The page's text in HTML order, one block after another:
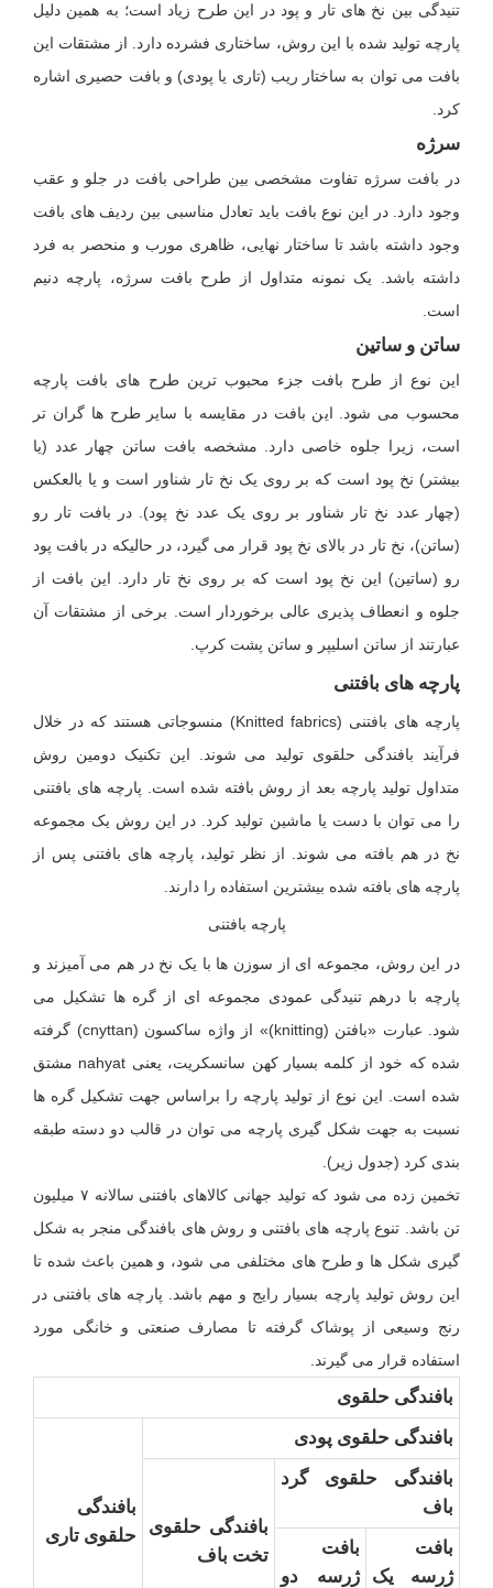
تنیدگی بین نخ های تار و پود در این طرح زیاد است؛ به همین دلیل
پارچه تولید شده با این روش، ساختاری فشرده دارد. از مشتقات این
بافت می توان به ساختار ریب (تاری یا پودی) و بافت حصیری اشاره
کرد.
سرژه
در بافت سرژه تفاوت مشخصی بین طراحی بافت در جلو و عقب
وجود دارد. در این نوع بافت باید تعادل مناسبی بین ردیف های بافت
وجود داشته باشد تا ساختار نهایی، ظاهری مورب و منحصر به فرد
داشته باشد. یک نمونه متداول از طرح بافت سرژه، پارچه دنیم
است.
ساتن و ساتین
این نوع از طرح بافت جزء محبوب ترین طرح های بافت پارچه
محسوب می شود. این بافت در مقایسه با سایر طرح ها گران تر
است، زیرا جلوه خاصی دارد. مشخصه بافت ساتن چهار عدد (یا
بیشتر) نخ پود است که بر روی یک نخ تار شناور است و یا بالعکس
(چهار عدد نخ تار شناور بر روی یک عدد نخ پود). در بافت تار رو
(ساتن)، نخ تار در بالای نخ پود قرار می گیرد، در حالیکه در بافت پود
رو (ساتین) این نخ پود است که بر روی نخ تار دارد. این بافت از
جلوه و انعطاف پذیری عالی برخوردار است. برخی از مشتقات آن
عبارتند از ساتن اسلیپر و ساتن پشت کرپ.
پارچه های بافتنی
پارچه های بافتنی (Knitted fabrics) منسوجاتی هستند که در خلال
فرآیند بافندگی حلقوی تولید می شوند. این تکنیک دومین روش
متداول تولید پارچه بعد از روش بافته شده است. پارچه های بافتنی
را می توان با دست یا ماشین تولید کرد. در این روش یک مجموعه
نخ در هم بافته می شوند. از نظر تولید، پارچه های بافتنی پس از
پارچه های بافته شده بیشترین استفاده را دارند.
پارچه بافتنی
در این روش، مجموعه ای از سوزن ها با یک نخ در هم می آمیزند و
پارچه با درهم تنیدگی عمودی مجموعه ای از گره ها تشکیل می
شود. عبارت «بافتن (knitting)» از واژه ساکسون (cnyttan) گرفته
شده که خود از کلمه بسیار کهن سانسکریت، یعنی nahyat مشتق
شده است. این نوع از تولید پارچه را براساس جهت تشکیل گره ها
نسبت به جهت شکل گیری پارچه می توان در قالب دو دسته طبقه
بندی کرد (جدول زیر).
تخمین زده می شود که تولید جهانی کالاهای بافتنی سالانه ۷ میلیون
تن باشد. تنوع پارچه های بافتنی و روش های بافندگی منجر به شکل
گیری شکل ها و طرح های مختلفی می شود، و همین باعث شده تا
این روش تولید پارچه بسیار رایج و مهم باشد. پارچه های بافتنی در
رنج وسیعی از پوشاک گرفته تا مصارف صنعتی و خانگی مورد
استفاده قرار می گیرند.
بافندگی حلقوی
بافندگی حلقوی پودی
بافندگی
حلقوی تاری
بافندگی حلقوی گرد
باف
بافندگی حلقوی
تخت باف
بافت
ژرسه یک
بافت
ژرسه دو